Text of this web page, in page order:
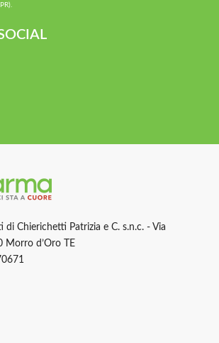
di Chierichetti Patrizia e C. s.n.c. - Via
Morro d’Oro TE